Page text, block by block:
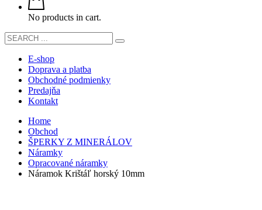
No products in cart.
E-shop
Doprava a platba
Obchodné podmienky
Predajňa
Kontakt
Home
Obchod
ŠPERKY Z MINERÁLOV
Náramky
Opracované náramky
Náramok Krištáľ horský 10mm